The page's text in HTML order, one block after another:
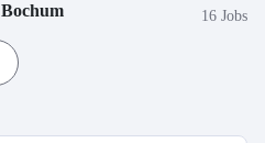
Bochum 16 Jobs